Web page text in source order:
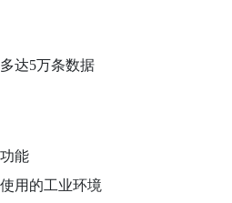
达5万条数据
能
用的工业环境